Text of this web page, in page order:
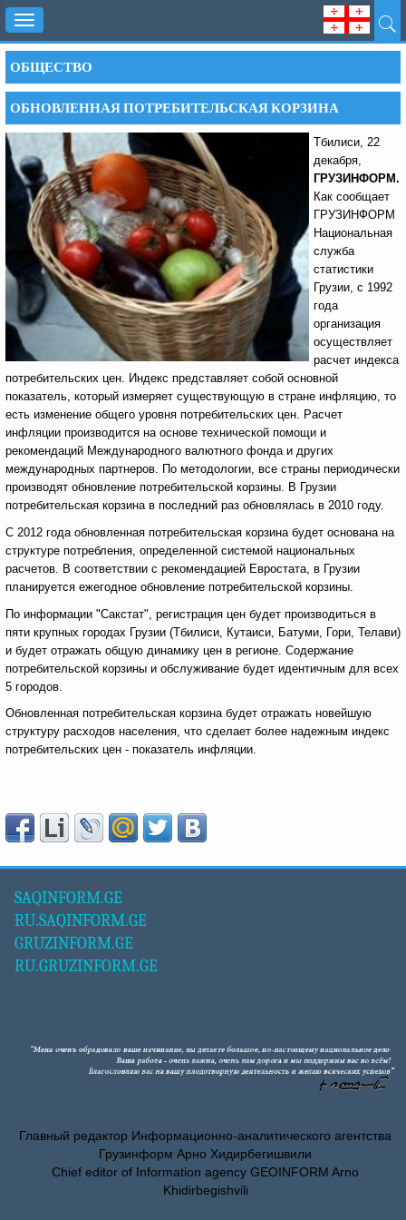
Toggle
navigation
ОБЩЕСТВО
ОБНОВЛЕННАЯ ПОТРЕБИТЕЛЬСКАЯ КОРЗИНА
Тбилиси, 22
декабря,
ГРУЗИНФОРМ.
Как сообщает
ГРУЗИНФОРМ
Национальная
служба
статистики
Грузии, с 1992
года
организация
осуществляет
расчет индекса
потребительских цен. Индекс представляет собой основной
показатель, который измеряет существующую в стране инфляцию, то
есть изменение общего уровня потребительских цен. Расчет
инфляции производится на основе технической помощи и
рекомендаций Международного валютного фонда и других
международных партнеров. По методологии, все страны периодически
производят обновление потребительской корзины. В Грузии
потребительская корзина в последний раз обновлялась в 2010 году.
С 2012 года обновленная потребительская корзина будет основана на
структуре потребления, определенной системой национальных
расчетов. В соответствии с рекомендацией Евростата, в Грузии
планируется ежегодное обновление потребительской корзины.
По информации "Сакстат", регистрация цен будет производиться в
пяти крупных городах Грузии (Тбилиси, Кутаиси, Батуми, Гори, Телави)
и будет отражать общую динамику цен в регионе. Содержание
потребительской корзины и обслуживание будет идентичным для всех
5 городов.
Обновленная потребительская корзина будет отражать новейшую
структуру расходов населения, что сделает более надежным индекс
потребительских цен - показатель инфляции.
SAQINFORM.GE
RU.SAQINFORM.GE
GRUZINFORM.GE
RU.GRUZINFORM.GE
Главный редактор Информационно-аналитического агентства
Грузинформ Арно Хидирбегишвили
Chief editor of Information agency GEOINFORM Arno
Khidirbegishvili